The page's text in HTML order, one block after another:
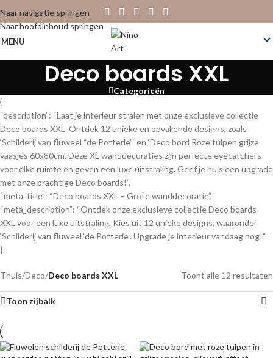
Naar navigatie springen
Naar hoofdinhoud springen
MENU
Deco boards XXL
Categorieën
{
“description”: “Laat je interieur stralen met onze exclusieve collectie
Deco boards XXL. Ontdek 12 unieke en opvallende designs, zoals
‘Schilderij van fluweel “de Potterie”‘ en ‘Deco bord Roze tulpen grijze
vaasjes 60x80cm’. Deze XL wanddecoraties zijn perfecte eyecatchers
voor elke ruimte en geven een luxe uitstraling. Geef je huis een upgrade
met onze prachtige Deco boards!”,
“meta_title”: “Deco boards XXL – Grote wanddecoratie”,
“meta_description”: “Ontdek onze exclusieve collectie Deco boards
XXL voor een luxe uitstraling. Kies uit 12 unieke designs, waaronder
‘Schilderij van fluweel ‘de Potterie”. Upgrade je interieur vandaag nog!”
}
Thuis/Deco/Deco boards XXL Toont alle 12 resultaten
Toon zijbalk